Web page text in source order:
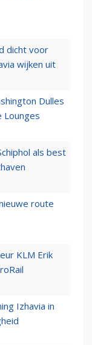
dicht voor
wijken uit
Dulles
Lounges
als best
route
KLM Erik
Izhavia in